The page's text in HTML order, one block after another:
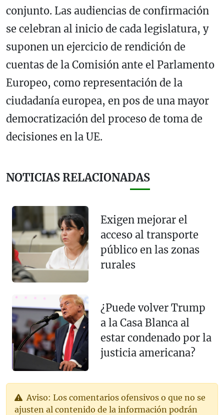
conjunto. Las audiencias de confirmación
se celebran al inicio de cada legislatura, y
suponen un ejercicio de rendición de
cuentas de la Comisión ante el Parlamento
Europeo, como representación de la
ciudadanía europea, en pos de una mayor
democratización del proceso de toma de
decisiones en la UE.
NOTICIAS RELACIONADAS
Exigen mejorar el
acceso al transporte
público en las zonas
rurales
¿Puede volver Trump
a la Casa Blanca al
estar condenado por la
justicia americana?
Aviso: Los comentarios ofensivos o que no se
ajusten al contenido de la información podrán